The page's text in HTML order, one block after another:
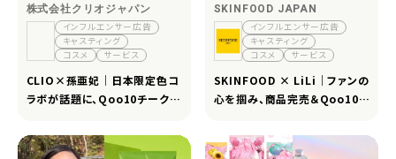
株式会社クリオジャパン
インフルエンサー広告
キャスティング
コスメ
サービス
CLIO×孫亜妃｜日本限定色コ
ラボが話題に、Qoo10チーク部
SKINFOOD JAPAN
インフルエンサー広告
キャスティング
コスメ
サービス
SKINFOOD × LiLi｜ファンの
心を掴み、商品完売＆Qoo10ラ